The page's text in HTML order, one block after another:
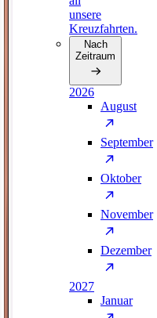
unsere
Kreuzfahrten.
Nach
Zeitraum
2026
August
September
Oktober
November
Dezember
2027
Januar